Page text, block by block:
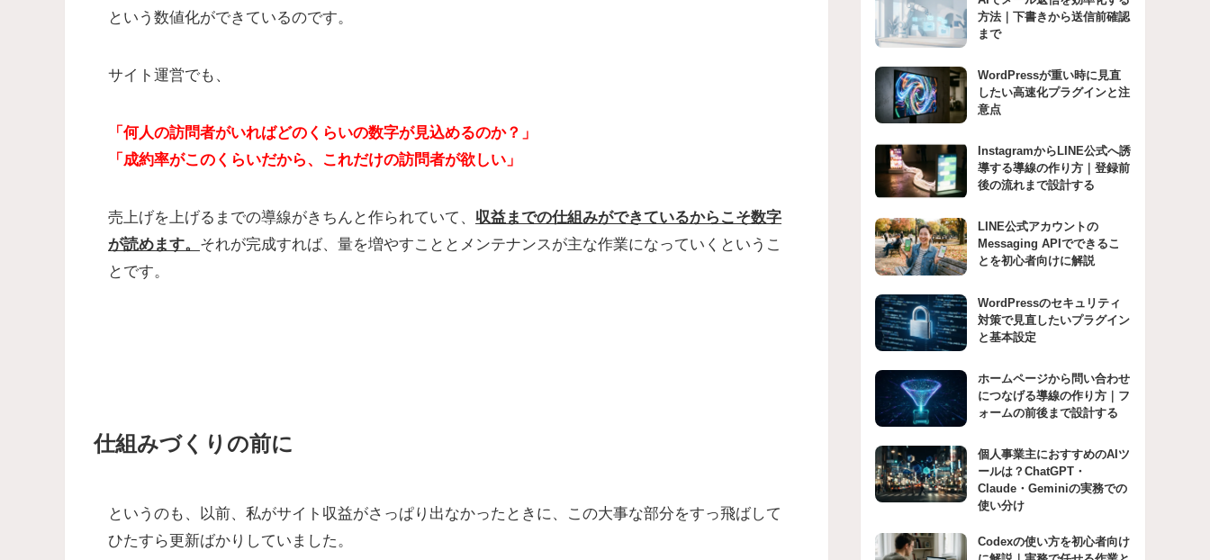
という数値化ができているのです。
サイト運営でも、
「何人の訪問者がいればどのくらいの数字が見込めるのか？」
「成約率がこのくらいだから、これだけの訪問者が欲しい」
売上げを上げるまでの導線がきちんと作られていて、 収益までの仕組みができているからこそ数字
が読めます。 それが完成すれば、量を増やすこととメンテナンスが主な作業になっていくというこ
とです。
仕組みづくりの前に
というのも、以前、私がサイト収益がさっぱり出なかったときに、この大事な部分をすっ飛ばして
ひたすら更新ばかりしていました。
方法｜下書きから送信前確認
まで
WordPressが重い時に見直
したい高速化プラグインと注
意点
InstagramからLINE公式へ誘
導する導線の作り方｜登録前
後の流れまで設計する
LINE公式アカウントの
Messaging APIでできるこ
とを初心者向けに解説
WordPressのセキュリティ
対策で見直したいプラグイン
と基本設定
ホームページから問い合わせ
につなげる導線の作り方｜フ
ォームの前後まで設計する
個人事業主におすすめのAIツ
ールは？ChatGPT・
Claude・Geminiの実務での
使い分け
Codexの使い方を初心者向け